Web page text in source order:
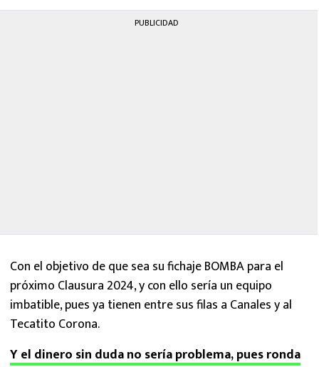
PUBLICIDAD
Con el objetivo de que sea su fichaje BOMBA para el
próximo Clausura 2024, y con ello sería un equipo
imbatible, pues ya tienen entre sus filas a Canales y al
Tecatito Corona.
Y el dinero sin duda no sería problema, pues ronda